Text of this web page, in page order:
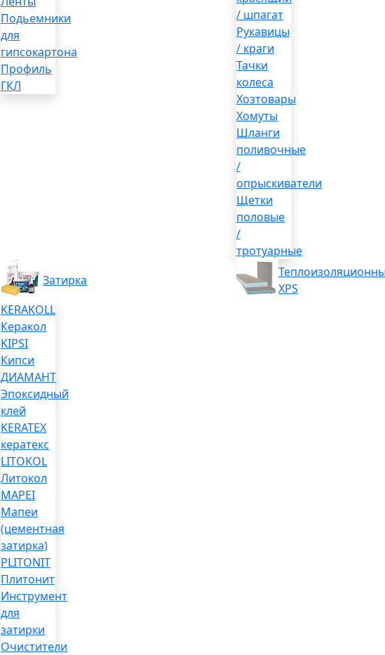
Подьемники
для
гипсокартона
Профиль
ГКЛ
/ шпагат
Рукавицы
/ краги
Тачки
колеса
Хозтовары
Хомуты
Шланги
поливочные
/
опрыскиватели
Щетки
половые
/
тротуарные
Затирка
KERAKOLL
Керакол
KIPSI
Кипси
ДИАМАНТ
Эпоксидный
клей
KERATEX
кератекс
LITOKOL
Литокол
MAPEI
Мапеи
(цементная
затирка)
PLITONIT
Плитонит
Инструмент
для
затирки
Очистители
XPS